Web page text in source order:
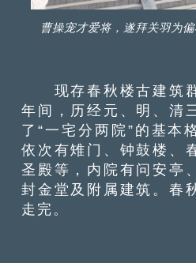
曹操宠才爱将，遂拜关羽为
现存春秋楼古建筑群
年间，历经元、明、清
了“一宅分两院”的基本
依次有雉门、钟鼓楼、
圣殿等，内院有问安亭
封金堂及附属建筑。春
走完。